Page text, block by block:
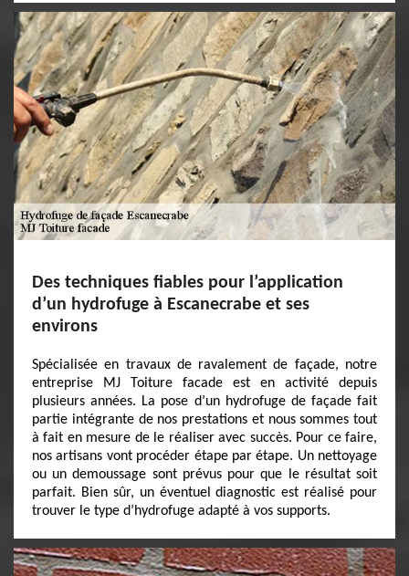
Des techniques fiables pour l’application
d’un hydrofuge à Escanecrabe et ses
environs
Spécialisée en travaux de ravalement de façade, notre
entreprise MJ Toiture facade est en activité depuis
plusieurs années. La pose d’un hydrofuge de façade fait
partie intégrante de nos prestations et nous sommes tout
à fait en mesure de le réaliser avec succès. Pour ce faire,
nos artisans vont procéder étape par étape. Un nettoyage
ou un demoussage sont prévus pour que le résultat soit
parfait. Bien sûr, un éventuel diagnostic est réalisé pour
trouver le type d’hydrofuge adapté à vos supports.